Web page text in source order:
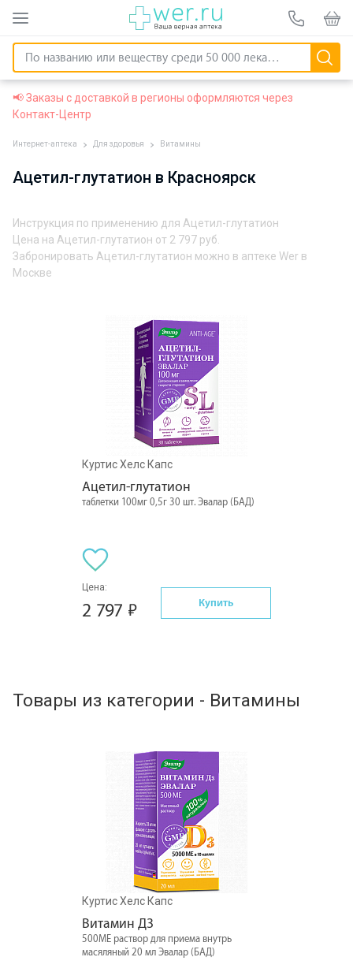
📢 Заказы с доставкой в регионы оформляются через
Контакт-Центр
Интернет-аптека Для здоровья Витамины
Ацетил-глутатион в Красноярск
Инструкция по применению для Ацетил-глутатион
Цена на Ацетил-глутатион от 2 797 руб.
Забронировать Ацетил-глутатион можно в аптеке Wer в
Москве
Куртис Хелс Капс
Ацетил-глутатион
таблетки 100мг 0,5г 30 шт. Эвалар (БАД)
Цена:
2 797 Купить
Товары из категории - Витамины
Куртис Хелс Капс
Витамин Д3
500МЕ раствор для приема внутрь
масяляный 20 мл Эвалар (БАД)